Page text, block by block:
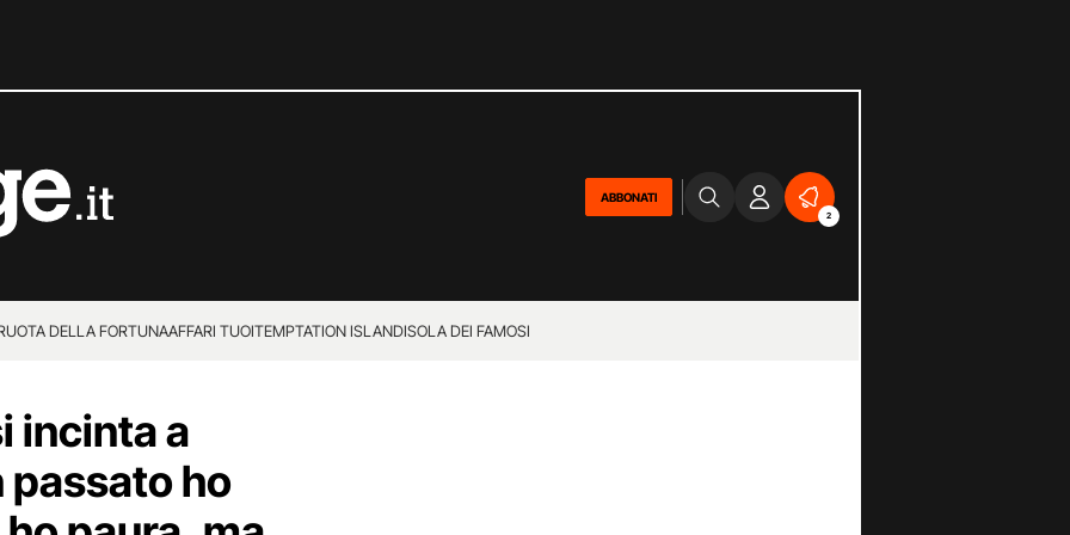
ABBONATI
2
DELLA FORTUNAAFFARI TUOITEMPTATION ISLANDISOLA DEI FAMOSI
incinta a
passato ho